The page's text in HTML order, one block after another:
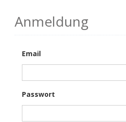
Anmeldung
Email
Passwort